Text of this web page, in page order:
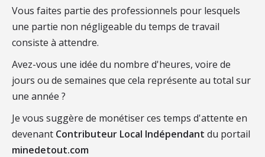
Vous faites partie des professionnels pour lesquels
une partie non négligeable du temps de travail
consiste à attendre.
Avez-vous une idée du nombre d'heures, voire de
jours ou de semaines que cela représente au total sur
une année ?
Je vous suggère de monétiser ces temps d'attente en
devenant Contributeur Local Indépendant du portail
minedetout.com